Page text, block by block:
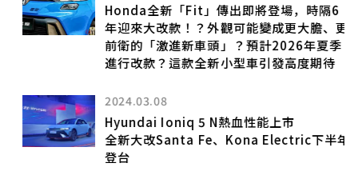
Honda全新「Fit」傳出即將登場，時隔6
年迎來大改款！？外觀可能變成更大膽、更
前衛的「激進新車頭」？預計2026年夏季
進行改款？這款全新小型車引發高度期待
2024.03.08
Hyundai Ioniq 5 N熱血性能上市
全新大改Santa Fe、Kona Electric下半年
登台